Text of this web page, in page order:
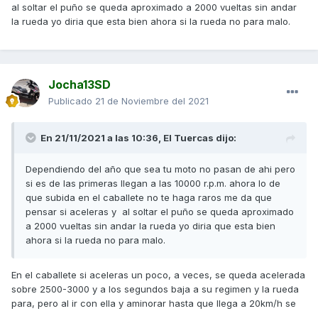
al soltar el puño se queda aproximado a 2000 vueltas sin andar
la rueda yo diria que esta bien ahora si la rueda no para malo.
Jocha13SD
Publicado 21 de Noviembre del 2021
En 21/11/2021 a las 10:36, El Tuercas dijo:
Dependiendo del año que sea tu moto no pasan de ahi pero
si es de las primeras llegan a las 10000 r.p.m. ahora lo de
que subida en el caballete no te haga raros me da que
pensar si aceleras y al soltar el puño se queda aproximado
a 2000 vueltas sin andar la rueda yo diria que esta bien
ahora si la rueda no para malo.
En el caballete si aceleras un poco, a veces, se queda acelerada
sobre 2500-3000 y a los segundos baja a su regimen y la rueda
para, pero al ir con ella y aminorar hasta que llega a 20km/h se